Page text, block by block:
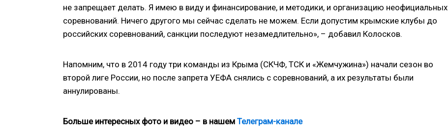
не запрещает делать. Я имею в виду и финансирование, и методики, и организацию неофициальных
соревнований. Ничего другого мы сейчас сделать не можем. Если допустим крымские клубы до
российских соревнований, санкции последуют незамедлительно», – добавил Колосков.
Напомним, что в 2014 году три команды из Крыма (СКЧФ, ТСК и «Жемчужина») начали сезон во
второй лиге России, но после запрета УЕФА снялись с соревнований, а их результаты были
аннулированы.
Больше интересных фото и видео – в нашем Телеграм-канале